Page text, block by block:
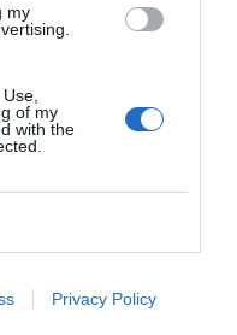
my
of my
with the
Privacy Policy
TSJA es quela
atrás por vínculos